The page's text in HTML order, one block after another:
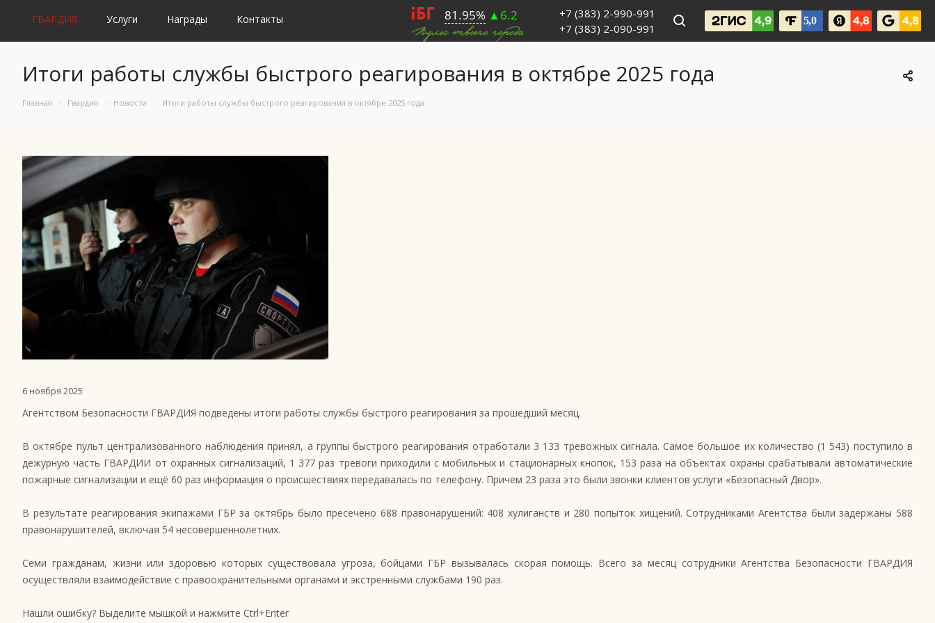
ГВАРДИЯ Услуги Награды Контакты
+7 (383) 2-990-991
+7 (383) 2-090-991
Итоги работы службы быстрого реагирования в октябре 2025 года
Главная Гвардия Новости Итоги работы службы быстрого реагирования в октябре 2025 года
6 ноября 2025
Агентством Безопасности ГВАРДИЯ подведены итоги работы службы быстрого реагирования за прошедший месяц.
В октябре пульт централизованного наблюдения принял, а группы быстрого реагирования отработали 3 133 тревожных сигнала. Самое большое их количество (1 543) поступило в
дежурную часть ГВАРДИИ от охранных сигнализаций, 1 377 раз тревоги приходили с мобильных и стационарных кнопок, 153 раза на объектах охраны срабатывали автоматические
пожарные сигнализации и ещё 60 раз информация о происшествиях передавалась по телефону. Причем 23 раза это были звонки клиентов услуги «Безопасный Двор».
В результате реагирования экипажами ГБР за октябрь было пресечено 688 правонарушений: 408 хулиганств и 280 попыток хищений. Сотрудниками Агентства были задержаны 588
правонарушителей, включая 54 несовершеннолетних.
Семи гражданам, жизни или здоровью которых существовала угроза, бойцами ГБР вызывалась скорая помощь. Всего за месяц сотрудники Агентства Безопасности ГВАРДИЯ
осуществляли взаимодействие с правоохранительными органами и экстренными службами 190 раз.
Нашли ошибку? Выделите мышкой и нажмите Ctrl+Enter